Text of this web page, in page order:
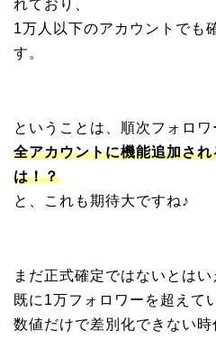
れており、
1万人以下のアカウントでも
す。
ということは、順次フォロワ
全アカウントに機能追加さ
は！？
と、これも期待大ですね♪
まだ正式確定ではないとはい
既に1万フォロワーを超えて
数値だけで差別化できない時